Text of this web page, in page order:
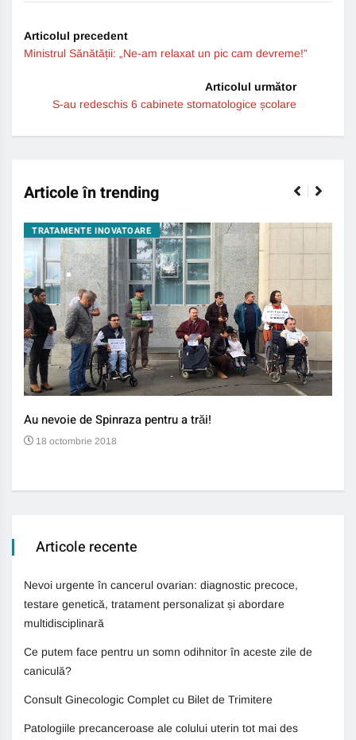
Articolul precedent
Ministrul Sănătății: „Ne-am relaxat un pic cam devreme!”
Articolul următor
S-au redeschis 6 cabinete stomatologice școlare
Articole în trending
TRATAMENTE INOVATOARE
Au nevoie de Spinraza pentru a trăi!
18 octombrie 2018
Articole recente
Nevoi urgente în cancerul ovarian: diagnostic precoce,
testare genetică, tratament personalizat și abordare
multidisciplinară
Ce putem face pentru un somn odihnitor în aceste zile de
caniculă?
Consult Ginecologic Complet cu Bilet de Trimitere
Patologiile precanceroase ale colului uterin tot mai des